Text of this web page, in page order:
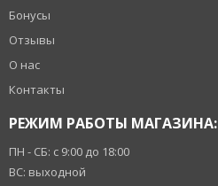
Бонусы
Отзывы
О нас
Контакты
РЕЖИМ РАБОТЫ МАГАЗИНА:
ПН - СБ: с 9:00 до 18:00
ВС: выходной